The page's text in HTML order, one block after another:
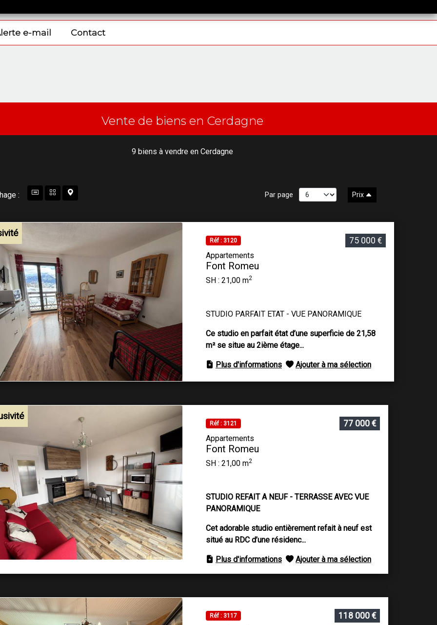
e-mail Contact
Vente de biens en Cerdagne
9 biens à vendre en Cerdagne
: Par page Prix
Réf : 3120 75 000 €
Appartements
Font Romeu
SH : 21,00 m2
STUDIO PARFAIT ETAT - VUE PANORAMIQUE
Ce studio en parfait état d’une superficie de 21,58
m² se situe au 2ième étage...
Plus d'informations Ajouter à ma sélection
Réf : 3121 77 000 €
Appartements
Font Romeu
SH : 21,00 m2
STUDIO REFAIT A NEUF - TERRASSE AVEC VUE
PANORAMIQUE
Cet adorable studio entièrement refait à neuf est
situé au RDC d’une résidenc...
Plus d'informations Ajouter à ma sélection
Réf : 3117 118 000 €